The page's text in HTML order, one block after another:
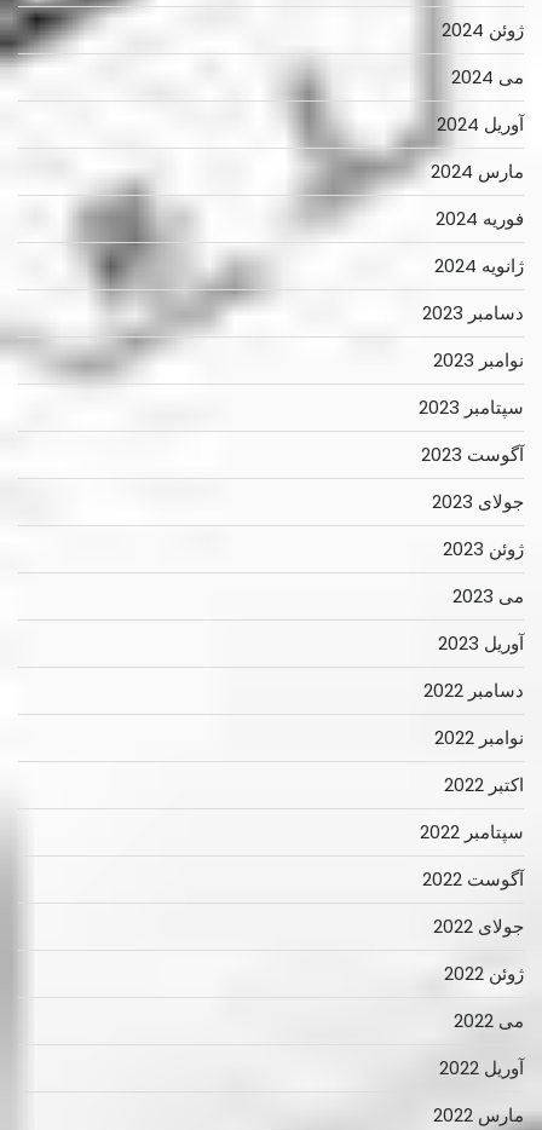
ژوئن 2024
می 2024
آوریل 2024
مارس 2024
فوریه 2024
ژانویه 2024
دسامبر 2023
نوامبر 2023
سپتامبر 2023
آگوست 2023
جولای 2023
ژوئن 2023
می 2023
آوریل 2023
دسامبر 2022
نوامبر 2022
اکتبر 2022
سپتامبر 2022
آگوست 2022
جولای 2022
ژوئن 2022
می 2022
آوریل 2022
مارس 2022